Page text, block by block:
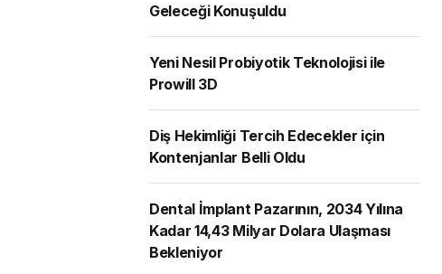
Geleceği Konuşuldu
Yeni Nesil Probiyotik Teknolojisi ile
Prowill 3D
Diş Hekimliği Tercih Edecekler için
Kontenjanlar Belli Oldu
Dental İmplant Pazarının, 2034 Yılına
Kadar 14,43 Milyar Dolara Ulaşması
Bekleniyor